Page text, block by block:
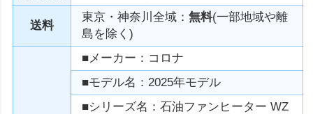
送料
東京・神奈川全域：無料(一部地域や離
島を除く)
■メーカー：コロナ
■モデル名：2025年モデル
■シリーズ名：石油ファンヒーター WZ